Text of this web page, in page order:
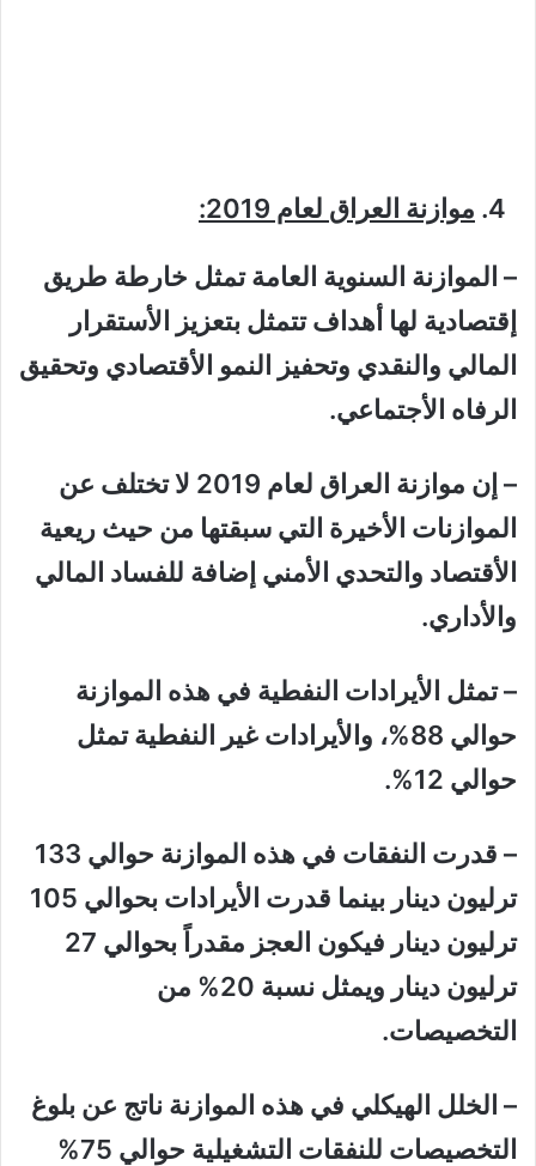
موازنة العراق لعام 2019:
– الموازنة السنوية العامة تمثل خارطة طريق
إقتصادية لها أهداف تتمثل بتعزيز الأستقرار
المالي والنقدي وتحفيز النمو الأقتصادي وتحقيق
الرفاه الأجتماعي.
– إن موازنة العراق لعام 2019 لا تختلف عن
الموازنات الأخيرة التي سبقتها من حيث ريعية
الأقتصاد والتحدي الأمني إضافة للفساد المالي
والأداري.
– تمثل الأيرادات النفطية في هذه الموازنة
حوالي 88%، والأيرادات غير النفطية تمثل
حوالي 12%.
– قدرت النفقات في هذه الموازنة حوالي 133
ترليون دينار بينما قدرت الأيرادات بحوالي 105
ترليون دينار فيكون العجز مقدراً بحوالي 27
ترليون دينار ويمثل نسبة 20% من
التخصيصات.
– الخلل الهيكلي في هذه الموازنة ناتج عن بلوغ
التخصيصات للنفقات التشغيلية حوالي 75%